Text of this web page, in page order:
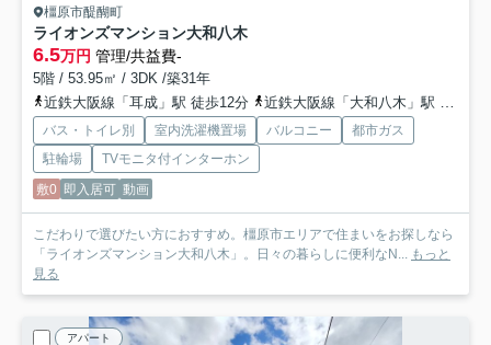
橿原市醍醐町
ライオンズマンション大和八木
6.5万円 管理/共益費-
5階 / 53.95㎡ / 3DK /築31年
近鉄大阪線「耳成」駅 徒歩12分
近鉄大阪線「大和八木」駅 徒歩27分
バス・トイレ別 室内洗濯機置場 バルコニー
都市ガス
駐輪場
TVモニタ付インターホン
敷0 即入居可 動画
こだわりで選びたい方におすすめ。橿原市エリアで住まいをお探しなら
「ライオンズマンション大和八木」。日々の暮らしに便利なN...
もっと
見る
アパート